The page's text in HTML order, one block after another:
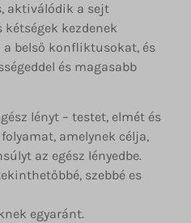
aktiválódik a sejt
kétségek kezdenek
belső konfliktusokat, és
és magasabb
lényt – testet, elmét és
amelynek célja,
az egész lényedbe.
szebbé es
egyaránt.